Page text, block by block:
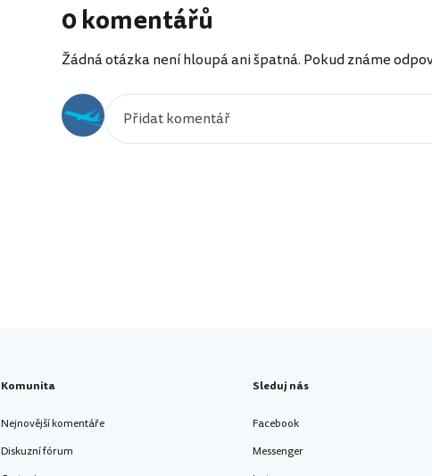
0 komentářů
Žádná otázka není hloupá ani špatná. Pokud známe
Komunita
Nejnovější komentáře
Diskuzní fórum
Sleduj nás
Facebook
Messenger